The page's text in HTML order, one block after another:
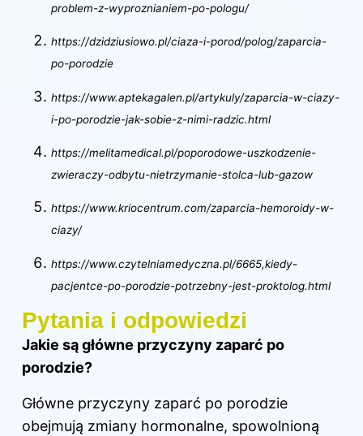
problem-z-wyproznianiem-po-pologu/
https://dzidziusiowo.pl/ciaza-i-porod/polog/zaparcia-
po-porodzie
https://www.aptekagalen.pl/artykuly/zaparcia-w-ciazy-
i-po-porodzie-jak-sobie-z-nimi-radzic.html
https://melitamedical.pl/poporodowe-uszkodzenie-
zwieraczy-odbytu-nietrzymanie-stolca-lub-gazow
https://www.kriocentrum.com/zaparcia-hemoroidy-w-
ciazy/
https://www.czytelniamedyczna.pl/6665,kiedy-
pacjentce-po-porodzie-potrzebny-jest-proktolog.html
Pytania i odpowiedzi
Jakie są główne przyczyny zaparć po
porodzie?
Główne przyczyny zaparć po porodzie
obejmują zmiany hormonalne, spowolnioną